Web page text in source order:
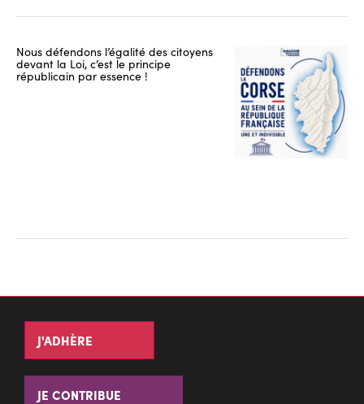
Nous défendons l’égalité des citoyens
devant la Loi, c’est le principe
républicain par essence !
J'ADHÈRE
JE CONTRIBUE